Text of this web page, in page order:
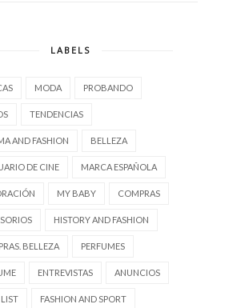
LABELS
MODA PROBANDO
TENDENCIAS
AND FASHION BELLEZA
DE CINE MARCA ESPAÑOLA
MY BABY COMPRAS
HISTORY AND FASHION
BELLEZA PERFUMES
ENTREVISTAS ANUNCIOS
FASHION AND SPORT